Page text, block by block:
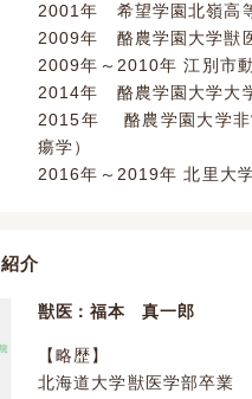
2001年 希望学園北嶺高
2009年 酪農学園大学獣
2009年～2010年 江別市
2014年 酪農学園大学大
2015年 酪農学園大学非
瘍学）
2016年～2019年 北里大
介
獣医：福本 真一郎
【略歴】
北海道大学獣医学部卒業